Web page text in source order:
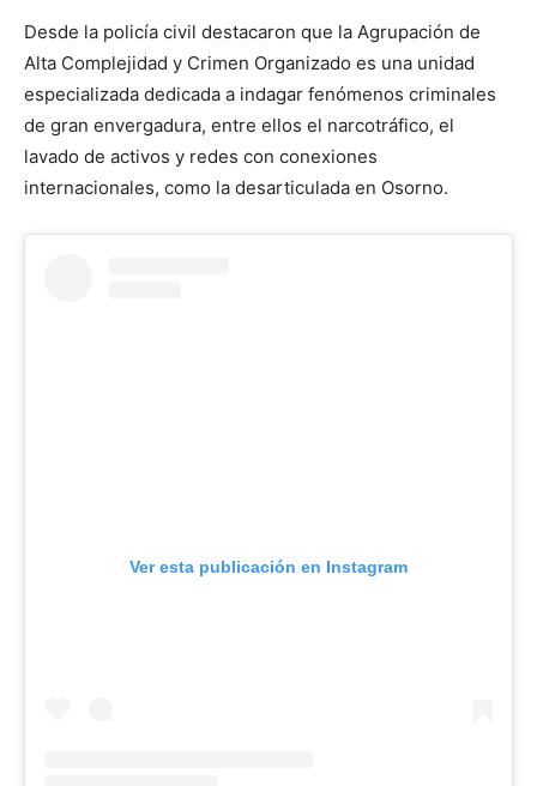
Desde la policía civil destacaron que la Agrupación de
Alta Complejidad y Crimen Organizado es una unidad
especializada dedicada a indagar fenómenos criminales
de gran envergadura, entre ellos el narcotráfico, el
lavado de activos y redes con conexiones
internacionales, como la desarticulada en Osorno.
Ver esta publicación en Instagram